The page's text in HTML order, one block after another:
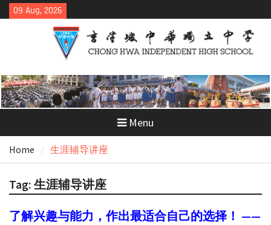
Skip
to
09 Aug, 2026
Menu
Home 生涯辅导讲座
Tag: 生涯辅导讲座
了解兴趣与能力，作出最适合自己的选择！ ——